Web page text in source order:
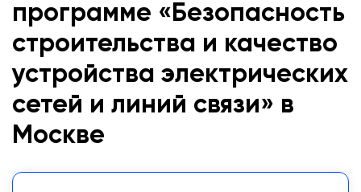
программе «Безопасность
строительства и качество
устройства электрических
сетей и линий связи» в
Москве